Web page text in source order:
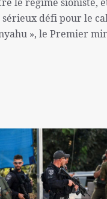
sérieux défi pour le
», le Premier